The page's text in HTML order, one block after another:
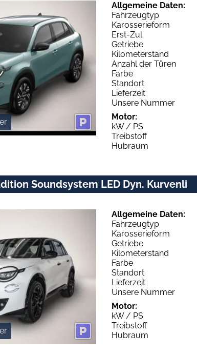
Allgemeine Daten:
Fahrzeugtyp
Karosserieform
Erst-Zul.
Getriebe
Kilometerstand
Anzahl der Türen
Farbe
Standort
Lieferzeit
Unsere Nummer
Motor:
kW / PS
Treibstoff
Hubraum
Soundsystem LED Dyn. Kurvenli
Allgemeine Daten:
Fahrzeugtyp
Karosserieform
Getriebe
Kilometerstand
Farbe
Standort
Lieferzeit
Unsere Nummer
Motor:
kW / PS
Treibstoff
Hubraum